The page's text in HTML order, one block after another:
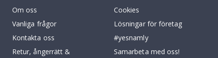
Om oss
Vanliga frågor
Kontakta oss
Retur, ångerrätt &
Cookies
Lösningar för företag
#yesnamly
Samarbeta med oss!